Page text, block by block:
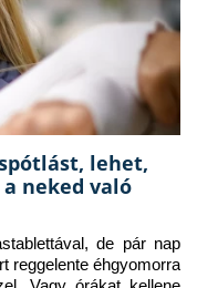
lehet,
neked való
de pár nap
reggelente éhgyomorra